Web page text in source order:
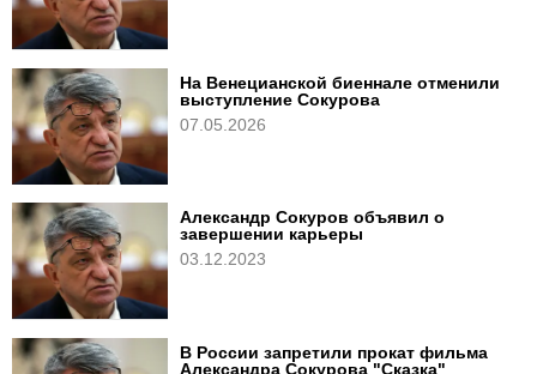
На Венецианской биеннале отменили
выступление Сокурова
07.05.2026
Александр Сокуров объявил о
завершении карьеры
03.12.2023
В России запретили прокат фильма
Александра Сокурова "Сказка"